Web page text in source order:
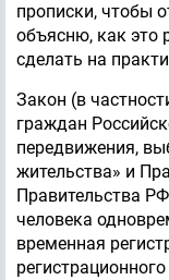
прописки, чтобы
объясню, как это
сделать на
Закон (в
граждан
передвижения,
жительства» и
Правительства
человека
временная